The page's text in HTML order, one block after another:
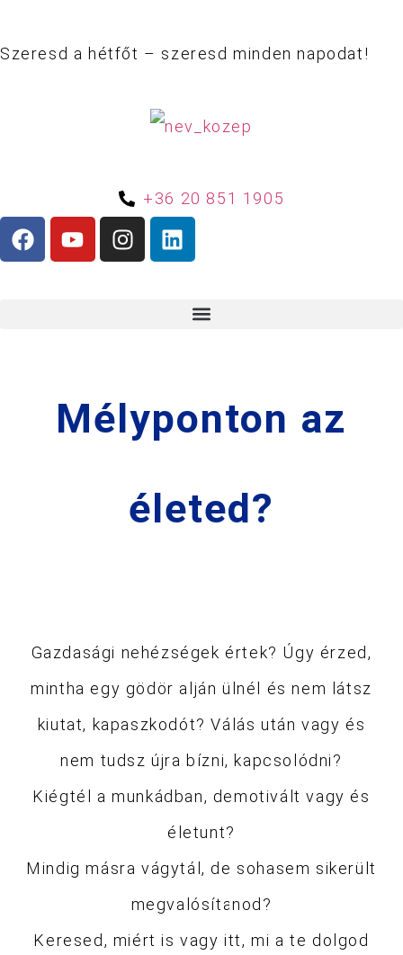
Szeresd a hétfőt – szeresd minden napodat!
+36 20 851 1905
Mélyponton az
életed?
Gazdasági nehézségek értek? Úgy érzed,
mintha egy gödör alján ülnél és nem látsz
kiutat, kapaszkodót? Válás után vagy és
nem tudsz újra bízni, kapcsolódni?
Kiégtél a munkádban, demotivált vagy és
életunt?
Mindig másra vágytál, de sohasem sikerült
megvalósítanod?
Keresed, miért is vagy itt, mi a te dolgod